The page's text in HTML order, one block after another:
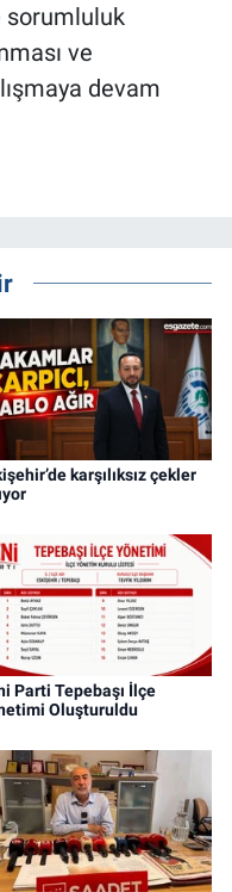
sorumluluk
ve
devam
karşılıksız çekler
Parti Tepebaşı İlçe
Oluşturuldu